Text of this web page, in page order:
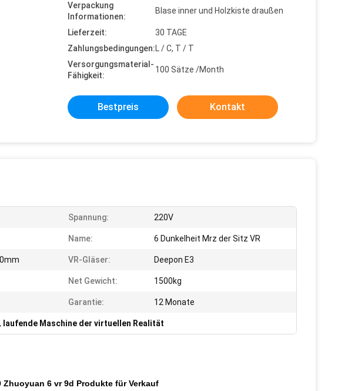
Verpackung
Informationen:
Blase inner und Holzkiste draußen
Lieferzeit:
30 TAGE
Zahlungsbedingungen:L / C, T / T
Versorgungsmaterial-
Fähigkeit:
100 Sätze /Month
Bestpreis Kontakt
Spannung: 220V
Name: 6 Dunkelheit Mrz der Sitz VR
VR-Gläser: Deepon E3
Net Gewicht: 1500kg
Garantie: 12 Monate
, laufende Maschine der virtuellen Realität
6 vr 9d Produkte für Verkauf